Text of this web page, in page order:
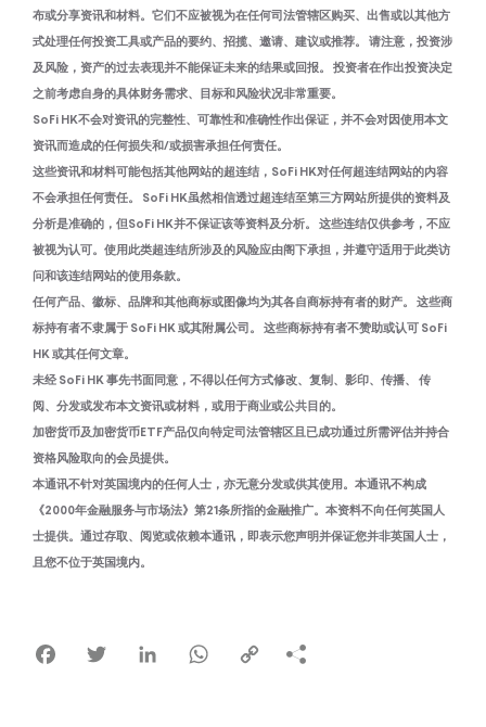
布或分享资讯和材料。它们不应被视为在任何司法管辖区购买、出售或以其他方
式处理任何投资工具或产品的要约、招揽、邀请、建议或推荐。 请注意，投资涉
及风险，资产的过去表现并不能保证未来的结果或回报。 投资者在作出投资决定
之前考虑自身的具体财务需求、目标和风险状况非常重要。
SoFi HK不会对资讯的完整性、可靠性和准确性作出保证，并不会对因使用本文
资讯而造成的任何损失和/或损害承担任何责任。
这些资讯和材料可能包括其他网站的超连结，SoFi HK对任何超连结网站的内容
不会承担任何责任。 SoFi HK虽然相信透过超连结至第三方网站所提供的资料及
分析是准确的，但SoFi HK并不保证该等资料及分析。 这些连结仅供参考，不应
被视为认可。使用此类超连结所涉及的风险应由阁下承担，并遵守适用于此类访
问和该连结网站的使用条款。
任何产品、徽标、品牌和其他商标或图像均为其各自商标持有者的财产。 这些商
标持有者不隶属于 SoFi HK 或其附属公司。 这些商标持有者不赞助或认可 SoFi
HK 或其任何文章。
未经 SoFi HK 事先书面同意，不得以任何方式修改、复制、影印、传播、 传
阅、分发或发布本文资讯或材料，或用于商业或公共目的。
加密货币及加密货币ETF产品仅向特定司法管辖区且已成功通过所需评估并持合
资格风险取向的会员提供。
本通讯不针对英国境内的任何人士，亦无意分发或供其使用。本通讯不构成
《2000年金融服务与市场法》第21条所指的金融推广。本资料不向任何英国人
士提供。通过存取、阅览或依赖本通讯，即表示您声明并保证您并非英国人士，
且您不位于英国境内。
FacebookTwitter LinkedInWhatsApp
Copy